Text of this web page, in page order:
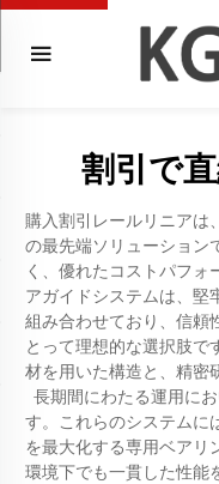
割引で
購入割引レールリニアは
の最先端ソリューション
く、優れたコストパフォ
アガイドシステムは、堅
組み合わせており、信頼
とって理想的な選択肢で
材を用いた構造と、精密
長期間にわたる運用に
す。これらのシステムに
を最大化する専用ベアリ
環境下でも一貫した性能